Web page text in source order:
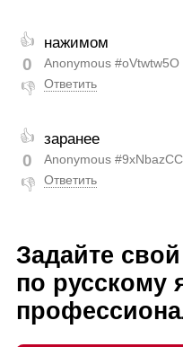
👍
0
👎
нажимом
Anonymous #oVtwtw5O
Ответить
👍
0
👎
заранее
Anonymous #9xNbazCC
Ответить
Задайте
по русскому